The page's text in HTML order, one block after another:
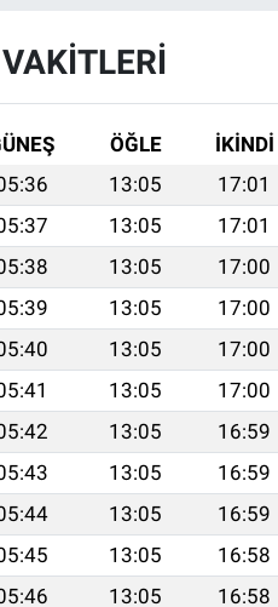
ÖĞLE İKINDI
13:05 17:01
13:05 17:01
13:05 17:00
13:05 17:00
13:05 17:00
13:05 17:00
13:05 16:59
13:05 16:59
13:05 16:59
13:05 16:58
13:05 16:58